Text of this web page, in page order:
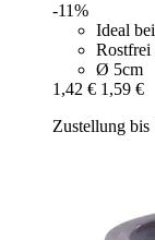
-11%
Ideal
Rostfrei
Ø 5cm
1,42 € 1,59 €
Zustellung bis